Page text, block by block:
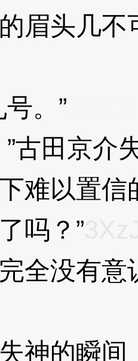
头几不
。”
田京介
难以置
吗？”
没有意
的瞬间